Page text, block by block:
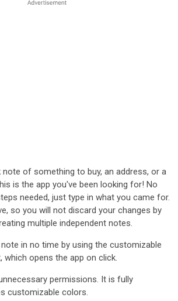
note of something to buy, an address, or a
is the app you've been looking for! No
needed, just type in what you came for.
so you will not discard your changes by
multiple independent notes.
in no time by using the customizable
which opens the app on click.
permissions. It is fully
customizable colors.